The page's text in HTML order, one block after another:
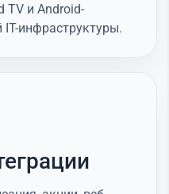
TV и Android-
инфраструктуры.